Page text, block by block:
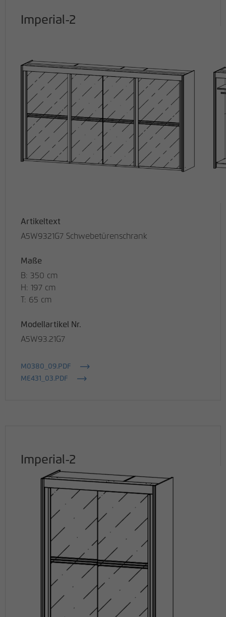
Imperial-2
Artikeltext
A5W9321G7 Schwebetürenschrank
Maße
B: 350 cm
H: 197 cm
T: 65 cm
Modellartikel Nr.
A5W93.21G7
M0380_09.PDF
ME431_03.PDF
Imperial-2